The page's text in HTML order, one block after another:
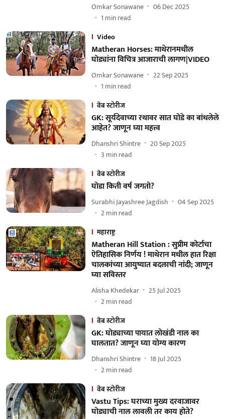
Omkar Sonawane
06 Dec 2025
1 min read
Video
Matheran Horses: माथेरानमधील
घोड्यांना विचित्र आजाराची लागण|VIDEO
Omkar Sonawane
22 Sep 2025
1 min read
वेब स्टोरीज
GK: सूर्यदेवाच्या रथावर सात घोडे का बांधलेले
आहेत? जाणून घ्या महत्त्व
Dhanshri Shintre
20 Sep 2025
3 min read
वेब स्टोरीज
घोडा किती वर्ष जगतो?
Surabhi Jayashree Jagdish
04 Sep 2025
2min read
महाराष्ट्र
Matheran Hill Station : सुप्रीम कोर्टाचा
ऐतिहासिक निर्णय ! माथेरान मधील हात रिक्षा
चालकांच्या आयुष्यात बदलाची नांदी; जाणून
घ्या सविस्तर
Alisha Khedekar
25 Jul 2025
2min read
वेब स्टोरीज
GK: घोड्याच्या पायात लोखंडी नाल का
घालतात? जाणून घ्या योग्य कारण
Dhanshri Shintre
18 Jul 2025
2min read
वेब स्टोरीज
Vastu Tips: घराच्या मुख्य दरवाजावर
घोड्याची नाल लावली तर काय होते?